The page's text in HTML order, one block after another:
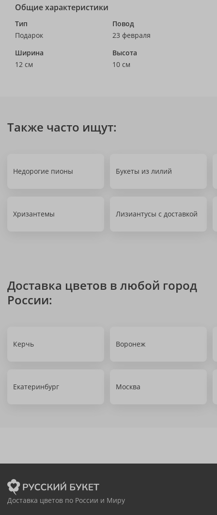
Общие характеристики
Тип
Подарок
Повод
23 февраля
Ширина
12 см
Высота
10 см
Также часто ищут:
Недорогие пионы Букеты из лилий
Хризантемы Лизиантусы с доставкой
Доставка цветов в любой город
России:
Керчь Воронеж
Екатеринбург Москва
Доставка цветов по России и Миру